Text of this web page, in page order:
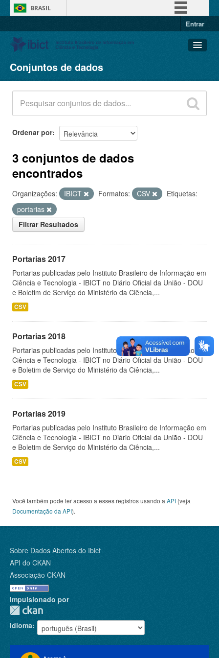
BRASIL
Entrar
Conjuntos de dados
Organizações
Grupos
Sobre
Conjuntos de dados
Ordenar por
3 conjuntos de dados
encontrados
Organizações: IBICT Formatos: CSV
Etiquetas:
portarias
Filtrar Resultados
Portarias 2017
Portarias publicadas pelo Instituto Brasileiro de Informação em
Ciência e Tecnologia - IBICT no Diário Oficial da União - DOU
e Boletim de Serviço do Ministério da Ciência,...
CSV
Portarias 2018
Portarias publicadas pelo Instituto Brasileiro de Informação em
Ciência e Tecnologia - IBICT no Diário Oficial da União - DOU
e Boletim de Serviço do Ministério da Ciência,...
CSV
Portarias 2019
Portarias publicadas pelo Instituto Brasileiro de Informação em
Ciência e Tecnologia - IBICT no Diário Oficial da União - DOU
e Boletim de Serviço do Ministério da Ciência,...
CSV
Você também pode ter acesso a esses registros usando a API (veja
Documentação da API).
Sobre Dados Abertos do Ibict
API do CKAN
Associação CKAN
Impulsionado por
Idioma